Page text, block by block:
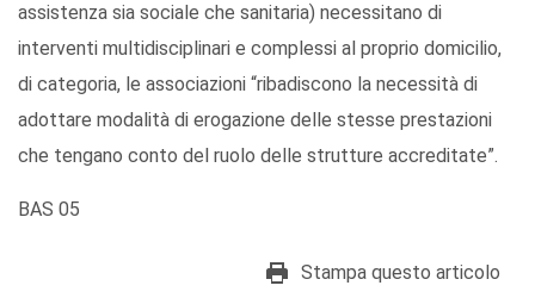
assistenza sia sociale che sanitaria) necessitano di
interventi multidisciplinari e complessi al proprio domicilio,
di categoria, le associazioni “ribadiscono la necessità di
adottare modalità di erogazione delle stesse prestazioni
che tengano conto del ruolo delle strutture accreditate”.
BAS 05
Stampa questo articolo